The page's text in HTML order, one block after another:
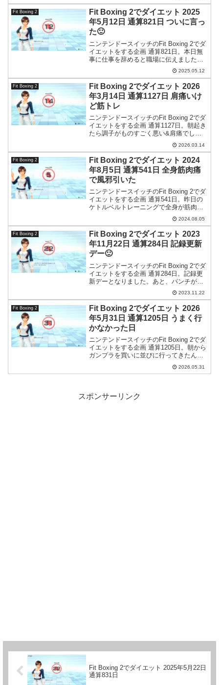
Fit Boxing 2
Fit Boxing 2でダイエット 2025
年5月12日 通算821日 ついに言っ
た🙂
ニンテンドースイッチのFit Boxing 2でダ
イエットをする企画 通算821日。本日無
事に仕事を辞めると職場に伝えました。
2025.05.12
Fit Boxing 2
Fit Boxing 2でダイエット 2026
年3月14日 通算1127日 肩痛いけ
ど筋トレ
ニンテンドースイッチのFit Boxing 2でダ
イエットをする企画 通算1127日。朝起き
たら調子がものすごく悪い&肩痛でした
が頑張って筋トレをしました。 2026.03.14
Fit Boxing 2
Fit Boxing 2でダイエット 2024
年8月5日 通算541日 全身筋肉痛
で風邪引いた
ニンテンドースイッチのFit Boxing 2でダ
イエットをする企画 通算541日。昨日の
ケトルベルトレーニングで全身が筋肉痛
です。更に風邪も引いて踏んだり蹴った
2024.08.05
Fit Boxing 2
Fit Boxing 2でダイエット 2023
年11月22日 通算284日 記録更新
デー🙂
ニンテンドースイッチのFit Boxing 2でダ
イエットをする企画 通算284日。記録更
新デーとなりました。あと、パンチがな
んでMISSになるかわかりました。判定ゾ
ーンが上下に歪んでいるのが原因ではな
いかと。
2023.11.22
Fit Boxing 2
Fit Boxing 2でダイエット 2026
年5月31日 通算1205日 うまく行
かなかった日
ニンテンドースイッチのFit Boxing 2でダ
イエットをする企画 通算1205日。朝から
ガンプラを買いに並びに行ってきたんで
すが勝者にはなれませんでした。2026.05.31
スポンサーリンク
Fit Boxing 2でダイエット 2025年5月22日
通算831日